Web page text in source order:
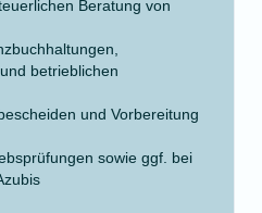
Beratung von
betrieblichen
und Vorbereitung
sowie ggf. bei